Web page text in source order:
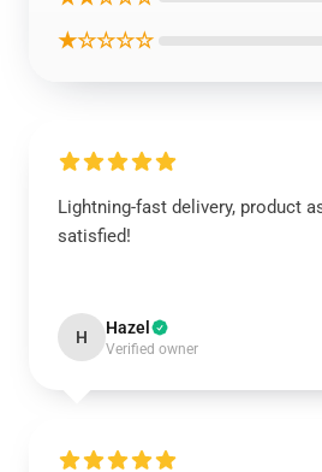
★☆☆☆☆
Lightning-fast delivery, product
satisfied!
H Hazel
Verified owner